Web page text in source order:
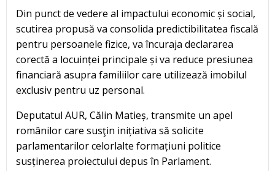
Din punct de vedere al impactului economic și social,
scutirea propusă va consolida predictibilitatea fiscală
pentru persoanele fizice, va încuraja declararea
corectă a locuinței principale și va reduce presiunea
financiară asupra familiilor care utilizează imobilul
exclusiv pentru uz personal.
Deputatul AUR, Călin Matieș, transmite un apel
românilor care susţin inițiativa să solicite
parlamentarilor celorlalte formațiuni politice
susținerea proiectului depus în Parlament.